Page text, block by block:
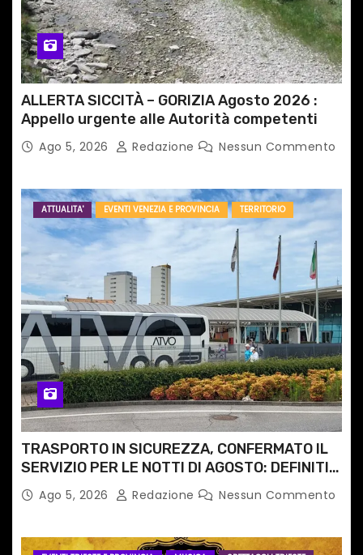
ALLERTA SICCITÀ – GORIZIA Agosto 2026 :
Appello urgente alle Autorità competenti
Ago 5, 2026 Redazione Nessun Commento
ATTUALITA' EVENTI VENEZIA E PROVINCIA TERRITORIO
TRASPORTO IN SICUREZZA, CONFERMATO IL
SERVIZIO PER LE NOTTI DI AGOSTO: DEFINITI
PERCORSI, FERMATE E ORARIO
Ago 5, 2026 Redazione Nessun Commento